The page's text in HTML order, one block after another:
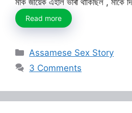
মাক জীয়েক এহাল ভাৰা থাকিছিল , মাকে
Read more
Categories
Assamese Sex Story
3 Comments